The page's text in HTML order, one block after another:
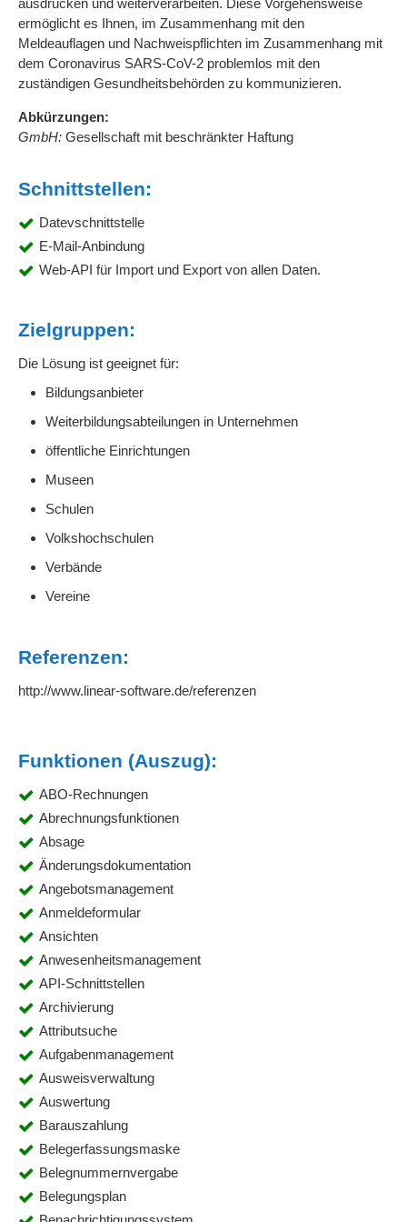
ausdrucken und weiterverarbeiten. Diese Vorgehensweise
ermöglicht es Ihnen, im Zusammenhang mit den
Meldeauflagen und Nachweispflichten im Zusammenhang mit
dem Coronavirus SARS-CoV-2 problemlos mit den
zuständigen Gesundheitsbehörden zu kommunizieren.
Abkürzungen:
GmbH: Gesellschaft mit beschränkter Haftung
Schnittstellen:
Datevschnittstelle
E-Mail-Anbindung
Web-API für Import und Export von allen Daten.
Zielgruppen:
Die Lösung ist geeignet für:
Bildungsanbieter
Weiterbildungsabteilungen in Unternehmen
öffentliche Einrichtungen
Museen
Schulen
Volkshochschulen
Verbände
Vereine
Referenzen:
http://www.linear-software.de/referenzen
Funktionen (Auszug):
ABO-Rechnungen
Abrechnungsfunktionen
Absage
Änderungsdokumentation
Angebotsmanagement
Anmeldeformular
Ansichten
Anwesenheitsmanagement
API-Schnittstellen
Archivierung
Attributsuche
Aufgabenmanagement
Ausweisverwaltung
Auswertung
Barauszahlung
Belegerfassungsmaske
Belegnummernvergabe
Belegungsplan